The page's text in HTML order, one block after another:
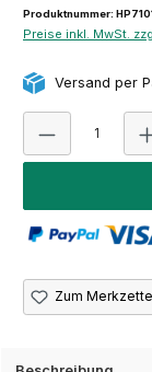
Produktnummer:
Preise inkl. MwSt.
Versand per
Zum